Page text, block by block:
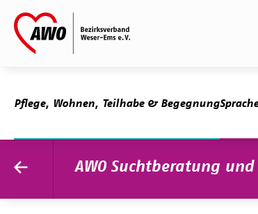
Pflege, Wohnen, Teilhabe & Begegnung
AWO Suchtberatung